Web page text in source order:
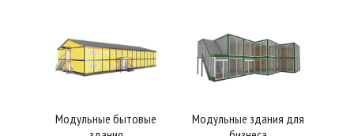
Модульные бытовые
Модульные здания для